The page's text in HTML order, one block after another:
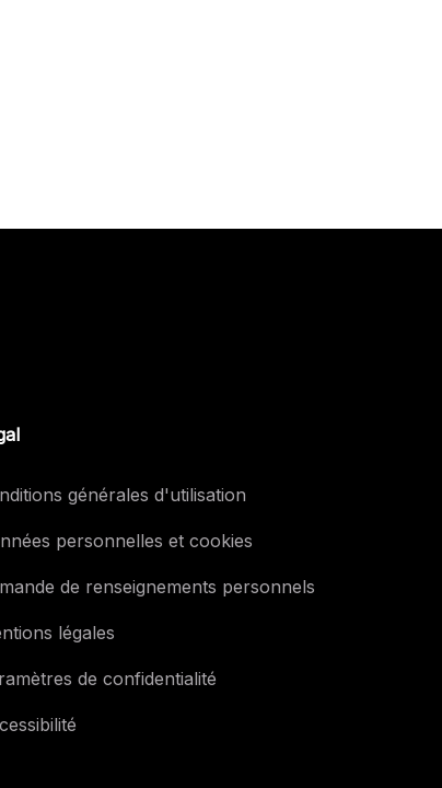
générales d'utilisation
personnelles et cookies
de renseignements personnels
légales
de confidentialité